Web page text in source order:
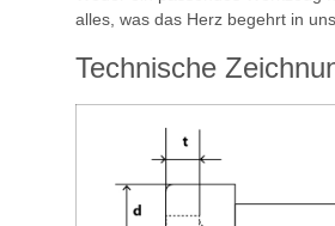
alles, was das Herz begehrt in
Technische